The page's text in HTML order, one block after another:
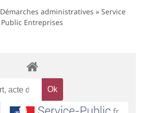
Démarches administratives » Service
Public Entreprises